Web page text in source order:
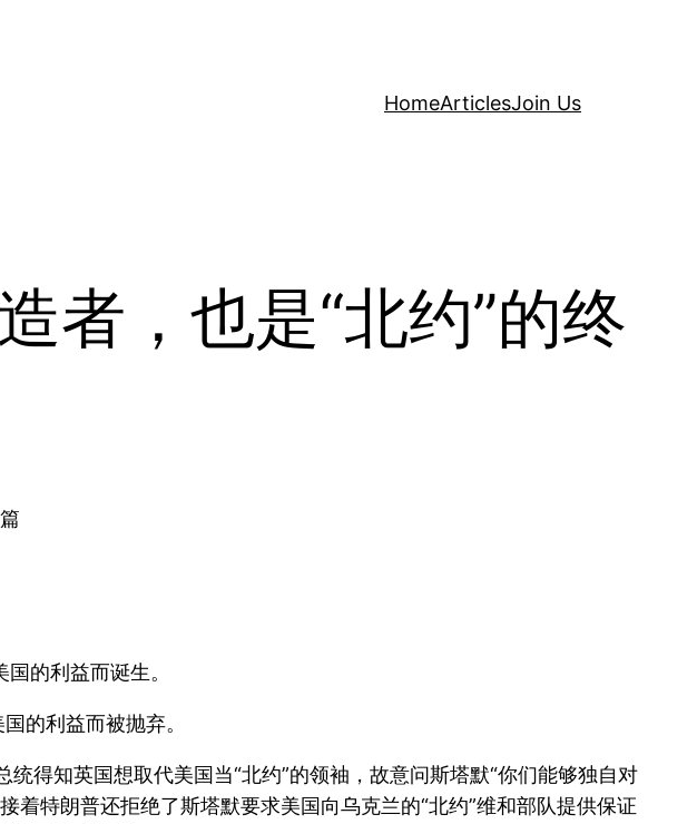
HomeArticlesJoin Us
者，也是“北约”的终
的利益而诞生。
的利益而被抛弃。
得知英国想取代美国当“北约”的领袖，故意问斯塔默“你们能够独自对
着特朗普还拒绝了斯塔默要求美国向乌克兰的“北约”维和部队提供保证